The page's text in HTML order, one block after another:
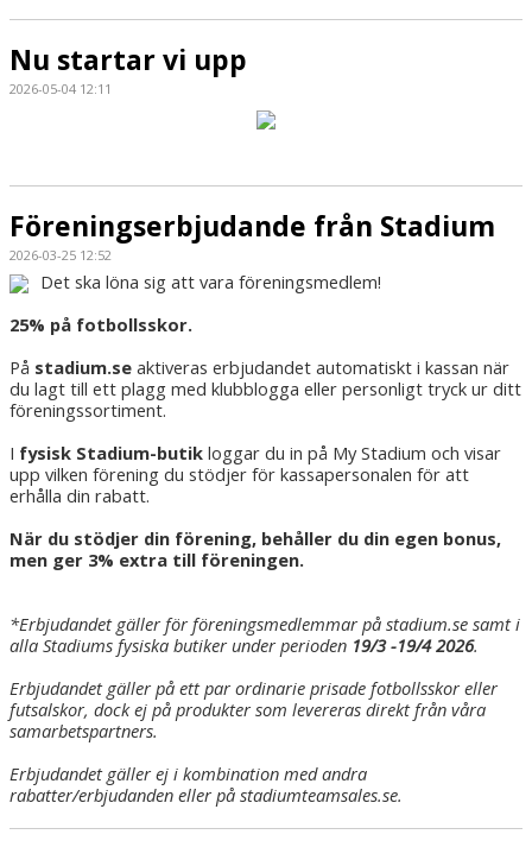
Nu startar vi upp
2026-05-04 12:11
Föreningserbjudande från Stadium
2026-03-25 12:52
Det ska löna sig att vara föreningsmedlem!
25% på fotbollsskor.
På stadium.se aktiveras erbjudandet automatiskt i kassan när
du lagt till ett plagg med klubblogga eller personligt tryck ur ditt
föreningssortiment.
I fysisk Stadium-butik loggar du in på My Stadium och visar
upp vilken förening du stödjer för kassapersonalen för att
erhålla din rabatt.
När du stödjer din förening, behåller du din egen bonus,
men ger 3% extra till föreningen.
*Erbjudandet gäller för föreningsmedlemmar på stadium.se samt i
alla Stadiums fysiska butiker under perioden 19/3 -19/4 2026.
Erbjudandet gäller på ett par ordinarie prisade fotbollsskor eller
futsalskor, dock ej på produkter som levereras direkt från våra
samarbetspartners.
Erbjudandet gäller ej i kombination med andra
rabatter/erbjudanden eller på stadiumteamsales.se.